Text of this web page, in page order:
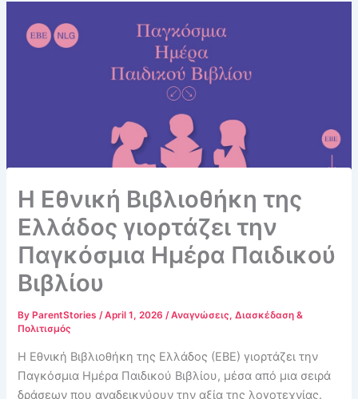
Η Εθνική Βιβλιοθήκη της
Ελλάδος γιορτάζει την
Παγκόσμια Ημέρα Παιδικού
Βιβλίου
ByParentStories/April 1, 2026/Αναγνώσεις,Διασκέδαση &
Πολιτισμός
Η Εθνική Βιβλιοθήκη της Ελλάδος (ΕΒΕ) γιορτάζει την
Παγκόσμια Ημέρα Παιδικού Βιβλίου, μέσα από μια σειρά
δράσεων που αναδεικνύουν την αξία της λογοτεχνίας.